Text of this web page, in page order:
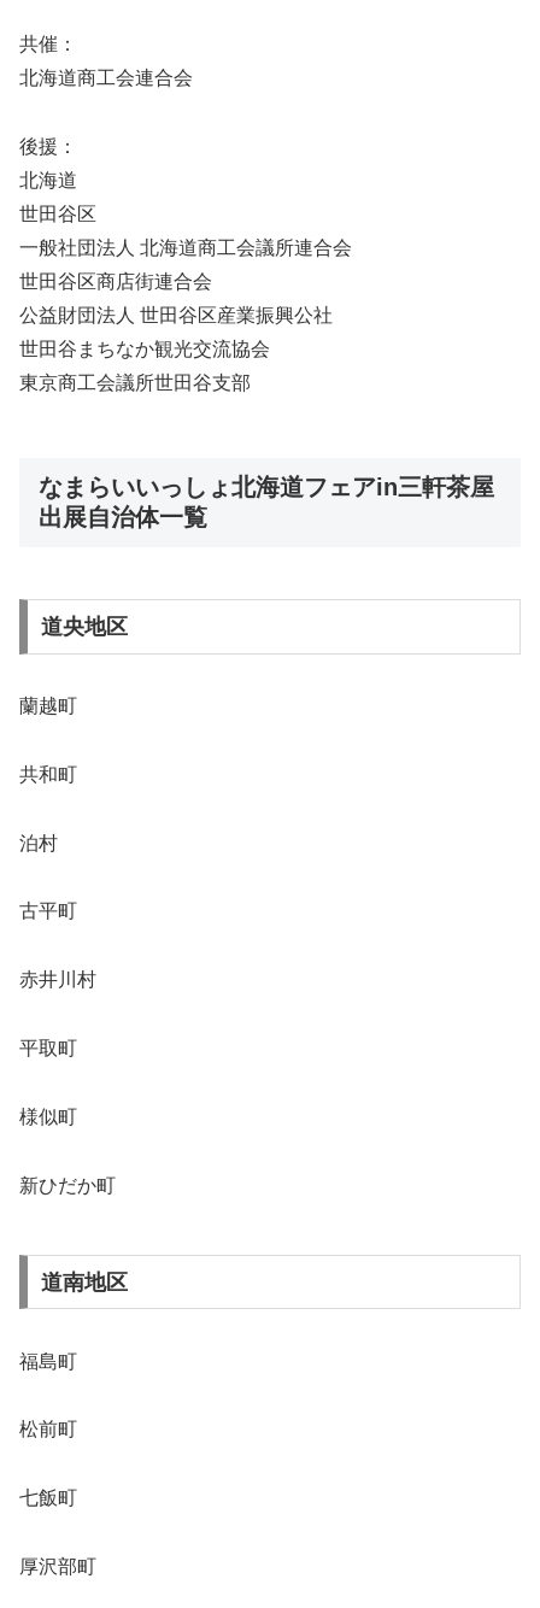
共催：
北海道商工会連合会
後援：
北海道
世田谷区
一般社団法人 北海道商工会議所連合会
世田谷区商店街連合会
公益財団法人 世田谷区産業振興公社
世田谷まちなか観光交流協会
東京商工会議所世田谷支部
なまらいいっしょ北海道フェアin三軒茶屋
出展自治体一覧
道央地区
蘭越町
共和町
泊村
古平町
赤井川村
平取町
様似町
新ひだか町
道南地区
福島町
松前町
七飯町
厚沢部町